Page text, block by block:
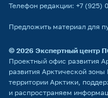
Телефон редакции: +7 (925)
Предложить материал для
© 2026 Экспертный центр
Проектный офис развития
развития Арктической
территории Арктики,
и распространяем